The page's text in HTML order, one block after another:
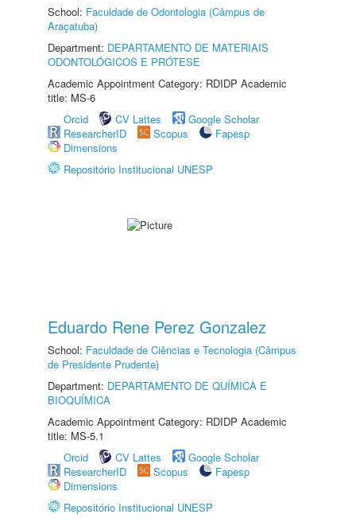
School: Faculdade de Odontologia (Câmpus de
Araçatuba)
Department: DEPARTAMENTO DE MATERIAIS
ODONTOLÓGICOS E PRÓTESE
Academic Appointment Category: RDIDP Academic
title: MS-6
Orcid
CV Lattes
Google Scholar
ResearcherID
Scopus
Fapesp
Dimensions
Repositório Institucional UNESP
Eduardo Rene Perez Gonzalez
School: Faculdade de Ciências e Tecnologia (Câmpus
de Presidente Prudente)
Department: DEPARTAMENTO DE QUÍMICA E
BIOQUÍMICA
Academic Appointment Category: RDIDP Academic
title: MS-5.1
Orcid
CV Lattes
Google Scholar
ResearcherID
Scopus
Fapesp
Dimensions
Repositório Institucional UNESP